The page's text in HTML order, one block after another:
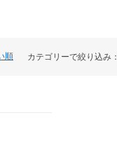
カテゴリーで絞り込み：
順